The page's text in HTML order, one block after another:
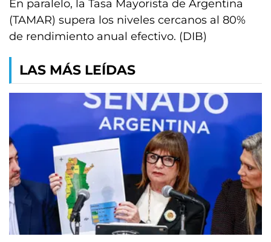
En paralelo, la Tasa Mayorista de Argentina
(TAMAR) supera los niveles cercanos al 80%
de rendimiento anual efectivo. (DIB)
LAS MÁS LEÍDAS